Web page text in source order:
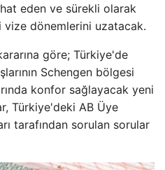
eden ve sürekli olarak
vize dönemlerini uzatacak.
göre; Türkiye'de
Schengen bölgesi
konfor sağlayacak yeni
Türkiye'deki AB Üye
tarafından sorulan sorular